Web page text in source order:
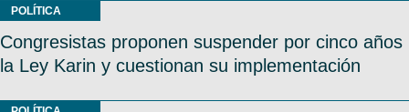
POLÍTICA
Congresistas proponen suspender por cinco años
la Ley Karin y cuestionan su implementación